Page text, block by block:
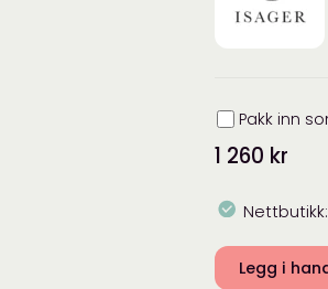
Innpakning
Pakk inn
1 260 kr
Nettbutikk:
Legg i